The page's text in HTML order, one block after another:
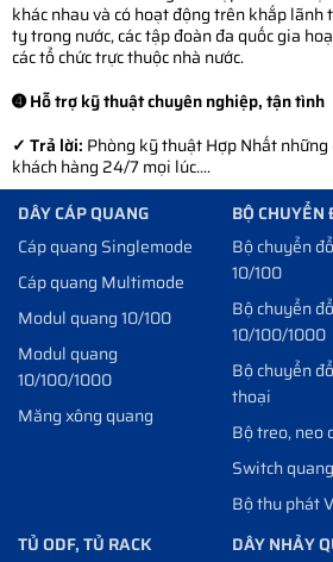
khác nhau và có hoạt động trên khắp lãnh
ty trong nước, các tập đoàn đa quốc gia
các tổ chức trực thuộc nhà nước.
➍ Hỗ trợ kỹ thuật chuyên nghiệp, tận tình
✓ Trả lời: Phòng kỹ thuật Hợp Nhất
khách hàng 24/7 mọi lúc....
DÂY CÁP QUANG
Cáp quang Singlemode
Cáp quang Multimode
Modul quang 10/100
Modul quang
10/100/1000
Măng xông quang
BỘ
Bộ chuyển
10/100
Bộ chuyển
10/100/1000
Bộ chuyển
thoại
Bộ treo, neo
Switch
Bộ thu phát
TỦ ODF, TỦ RACK
DÂY NHẢY